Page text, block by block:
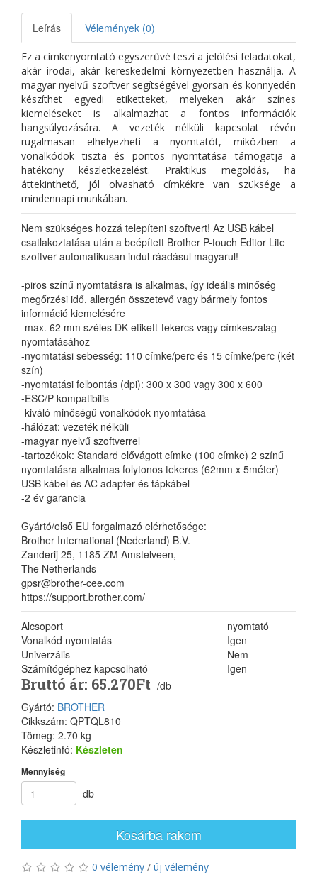
Leírás Vélemények (0)
Ez a címkenyomtató egyszerűvé teszi a jelölési feladatokat,
akár irodai, akár kereskedelmi környezetben használja. A
magyar nyelvű szoftver segítségével gyorsan és könnyedén
készíthet egyedi etiketteket, melyeken akár színes
kiemeléseket is alkalmazhat a fontos információk
hangsúlyozására. A vezeték nélküli kapcsolat révén
rugalmasan elhelyezheti a nyomtatót, miközben a
vonalkódok tiszta és pontos nyomtatása támogatja a
hatékony készletkezelést. Praktikus megoldás, ha
áttekinthető, jól olvasható címkékre van szüksége a
mindennapi munkában.
Nem szükséges hozzá telepíteni szoftvert! Az USB kábel
csatlakoztatása után a beépített Brother P-touch Editor Lite
szoftver automatikusan indul ráadásul magyarul!
-piros színű nyomtatásra is alkalmas, így ideális minőség
megőrzési idő, allergén összetevő vagy bármely fontos
információ kiemelésére
-max. 62 mm széles DK etikett-tekercs vagy címkeszalag
nyomtatásához
-nyomtatási sebesség: 110 címke/perc és 15 címke/perc (két
szín)
-nyomtatási felbontás (dpi): 300 x 300 vagy 300 x 600
-ESC/P kompatibilis
-kiváló minőségű vonalkódok nyomtatása
-hálózat: vezeték nélküli
-magyar nyelvű szoftverrel
-tartozékok: Standard elővágott címke (100 címke) 2 színű
nyomtatásra alkalmas folytonos tekercs (62mm x 5méter)
USB kábel és AC adapter és tápkábel
-2 év garancia
Gyártó/első EU forgalmazó elérhetősége:
Brother International (Nederland) B.V.
Zanderij 25, 1185 ZM Amstelveen,
The Netherlands
gpsr@brother-cee.com
https://support.brother.com/
Alcsoport
nyomtató
Vonalkód nyomtatás
Igen
Univerzális
Nem
Számítógéphez kapcsolható
Igen
Bruttó ár: 65.270Ft /db
Gyártó: BROTHER
Cikkszám: QPTQL810
Tömeg: 2.70 kg
Készletinfó: Készleten
Mennyiség
db
Kosárba rakom
0 vélemény / új vélemény